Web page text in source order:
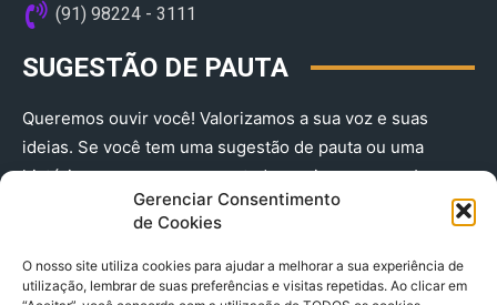
Gerenciar Consentimento
de Cookies
O nosso site utiliza cookies para ajudar a melhorar a sua experiência de
utilização, lembrar de suas preferências e visitas repetidas. Ao clicar em
(91) 98224 - 3111
SUGESTÃO DE PAUTA
Queremos ouvir você! Valorizamos a sua voz e suas
ideias. Se você tem uma sugestão de pauta ou uma
história que merece ser contada, envie-nos agora!
(91) 98224 - 3111